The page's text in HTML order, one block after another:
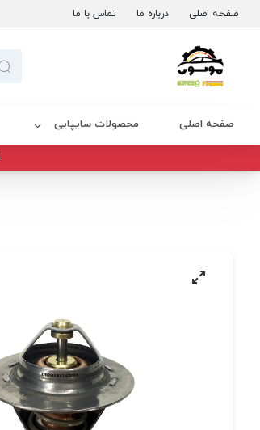
صفحه اصلی درباره ما تماس با ما
صفحه اصلی محصولات سایپایی